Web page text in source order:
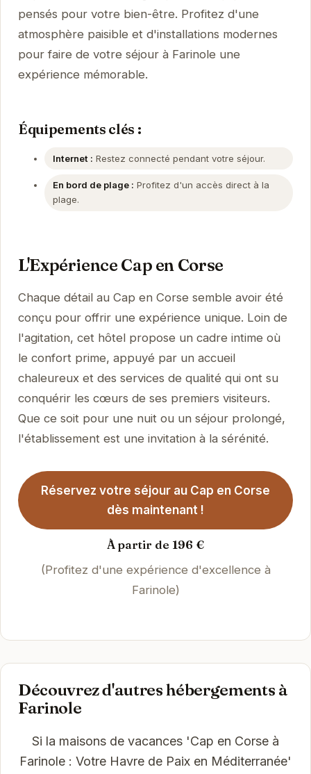
pensés pour votre bien-être. Profitez d'une
atmosphère paisible et d'installations modernes
pour faire de votre séjour à Farinole une
expérience mémorable.
Équipements clés :
Internet : Restez connecté pendant votre séjour.
En bord de plage : Profitez d'un accès direct à la
plage.
L'Expérience Cap en Corse
Chaque détail au Cap en Corse semble avoir été
conçu pour offrir une expérience unique. Loin de
l'agitation, cet hôtel propose un cadre intime où
le confort prime, appuyé par un accueil
chaleureux et des services de qualité qui ont su
conquérir les cœurs de ses premiers visiteurs.
Que ce soit pour une nuit ou un séjour prolongé,
l'établissement est une invitation à la sérénité.
Réservez votre séjour au Cap en Corse
dès maintenant !
À partir de 196 €
(Profitez d'une expérience d'excellence à
Farinole)
Découvrez d'autres hébergements à
Farinole
Si la maisons de vacances 'Cap en Corse à
Farinole : Votre Havre de Paix en Méditerranée'